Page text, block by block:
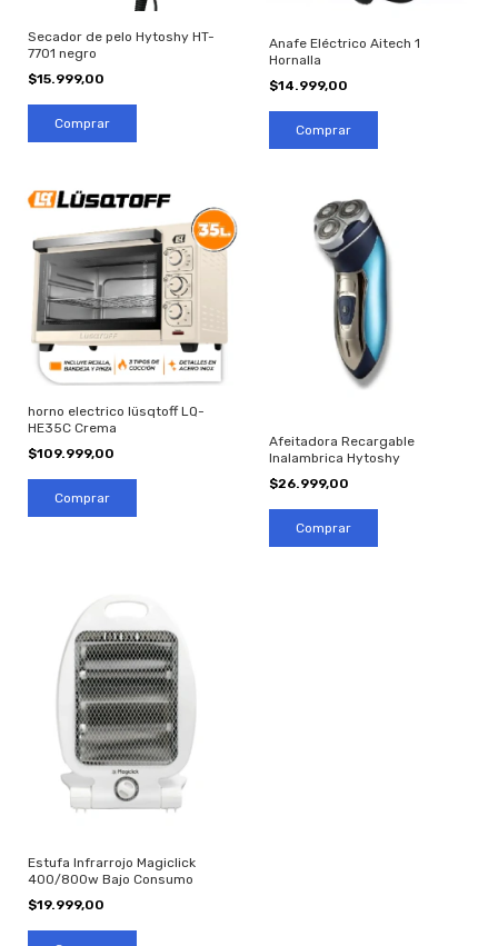
Secador de pelo Hytoshy HT-
7701 negro
$15.999,00
Anafe Eléctrico Aitech 1
Hornalla
$14.999,00
horno electrico lüsqtoff LQ-
HE35C Crema
$109.999,00
Afeitadora Recargable
Inalambrica Hytoshy
$26.999,00
Estufa Infrarrojo Magiclick
400/800w Bajo Consumo
$19.999,00